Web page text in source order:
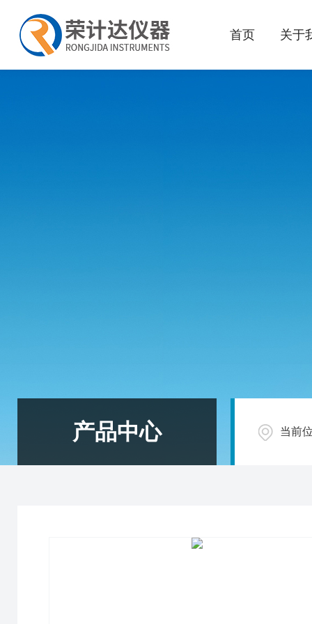
首页 关于
产品中心 当前